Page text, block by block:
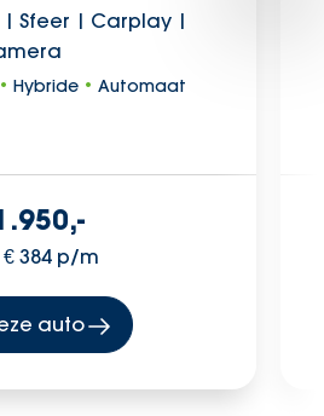
| Sfeer | Carplay |
•Hybride •Automaat
384 p/m
auto